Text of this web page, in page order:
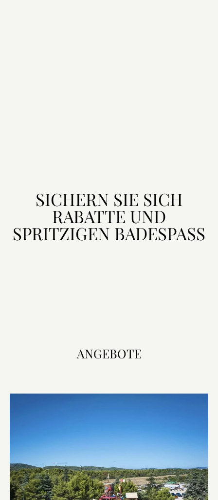
SICHERN SIE SICH
RABATTE UND
SPRITZIGEN BADESPASS
ANGEBOTE